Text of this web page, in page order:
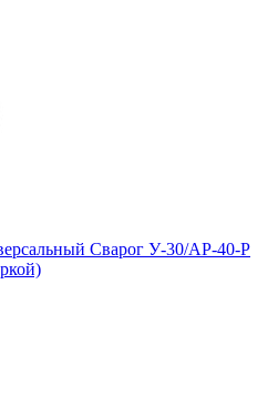
Сварог У-30/АР-40-Р